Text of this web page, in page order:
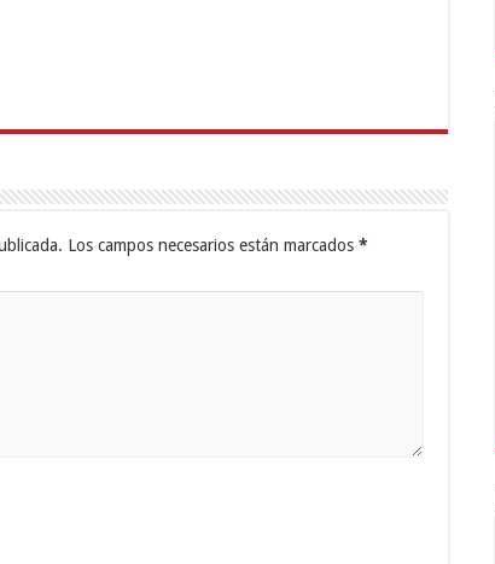
Los campos necesarios están marcados *